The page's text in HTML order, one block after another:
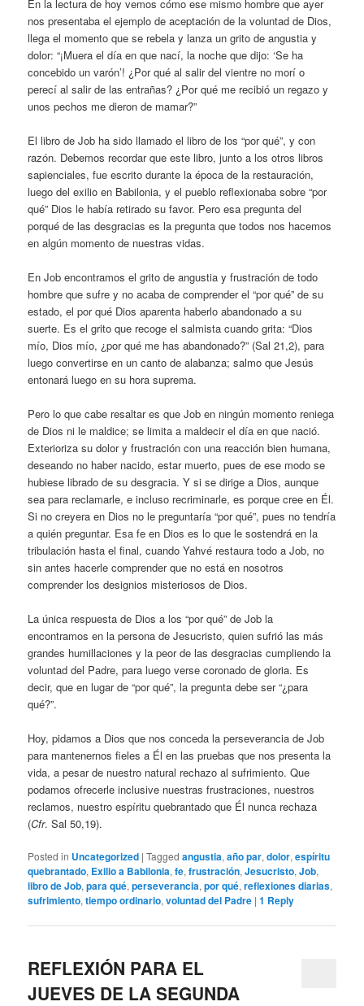
En la lectura de hoy vemos cómo ese mismo hombre que ayer
nos presentaba el ejemplo de aceptación de la voluntad de Dios,
llega el momento que se rebela y lanza un grito de angustia y
dolor: “¡Muera el día en que nací, la noche que dijo: ‘Se ha
concebido un varón’! ¿Por qué al salir del vientre no morí o
perecí al salir de las entrañas? ¿Por qué me recibió un regazo y
unos pechos me dieron de mamar?”
El libro de Job ha sido llamado el libro de los “por qué”, y con
razón. Debemos recordar que este libro, junto a los otros libros
sapienciales, fue escrito durante la época de la restauración,
luego del exilio en Babilonia, y el pueblo reflexionaba sobre “por
qué” Dios le había retirado su favor. Pero esa pregunta del
porqué de las desgracias es la pregunta que todos nos hacemos
en algún momento de nuestras vidas.
En Job encontramos el grito de angustia y frustración de todo
hombre que sufre y no acaba de comprender el “por qué” de su
estado, el por qué Dios aparenta haberlo abandonado a su
suerte. Es el grito que recoge el salmista cuando grita: “Dios
mío, Dios mío, ¿por qué me has abandonado?” (Sal 21,2), para
luego convertirse en un canto de alabanza; salmo que Jesús
entonará luego en su hora suprema.
Pero lo que cabe resaltar es que Job en ningún momento reniega
de Dios ni le maldice; se limita a maldecir el día en que nació.
Exterioriza su dolor y frustración con una reacción bien humana,
deseando no haber nacido, estar muerto, pues de ese modo se
hubiese librado de su desgracia. Y si se dirige a Dios, aunque
sea para reclamarle, e incluso recriminarle, es porque cree en Él.
Si no creyera en Dios no le preguntaría “por qué”, pues no tendría
a quién preguntar. Esa fe en Dios es lo que le sostendrá en la
tribulación hasta el final, cuando Yahvé restaura todo a Job, no
sin antes hacerle comprender que no está en nosotros
comprender los designios misteriosos de Dios.
La única respuesta de Dios a los “por qué” de Job la
encontramos en la persona de Jesucristo, quien sufrió las más
grandes humillaciones y la peor de las desgracias cumpliendo la
voluntad del Padre, para luego verse coronado de gloria. Es
decir, que en lugar de “por qué”, la pregunta debe ser “¿para
qué?”.
Hoy, pidamos a Dios que nos conceda la perseverancia de Job
para mantenernos fieles a Él en las pruebas que nos presenta la
vida, a pesar de nuestro natural rechazo al sufrimiento. Que
podamos ofrecerle inclusive nuestras frustraciones, nuestros
reclamos, nuestro espíritu quebrantado que Él nunca rechaza
(Cfr. Sal 50,19).
Posted in Uncategorized |Tagged angustia,año par,dolor,espíritu
quebrantado, Exilio a Babilonia,fe,frustración,Jesucristo,Job,
libro de Job,para qué,perseverancia,por qué,reflexiones diarias,
sufrimiento,tiempo ordinario,voluntad del Padre |1 Reply
REFLEXIÓN PARA EL
JUEVES DE LA SEGUNDA